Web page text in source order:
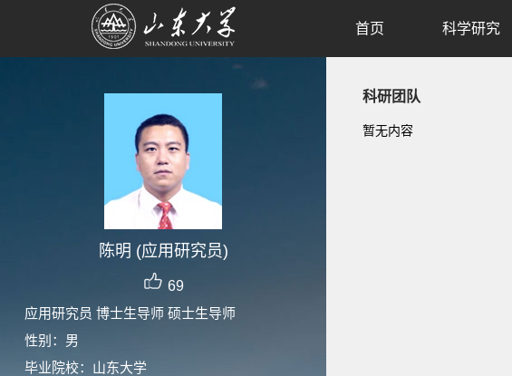
陈明 (应用研究员)
69
应用研究员 博士生导师 硕士生导师
性别：男
毕业院校：山东大学
首页 科学研究
科研团队
暂无内容